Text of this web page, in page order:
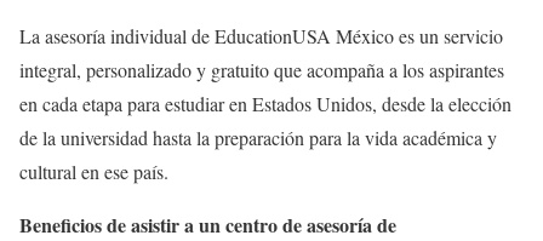
La asesoría individual de EducationUSA México es un servicio
integral, personalizado y gratuito que acompaña a los aspirantes
en cada etapa para estudiar en Estados Unidos, desde la elección
de la universidad hasta la preparación para la vida académica y
cultural en ese país.
Beneficios de asistir a un centro de asesoría de